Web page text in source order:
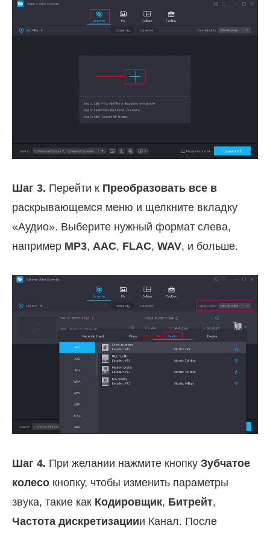
Шаг 3. Перейти к Преобразовать все в
раскрывающемся меню и щелкните вкладку
«Аудио». Выберите нужный формат слева,
например MP3, AAC, FLAC, WAV, и больше.
Шаг 4. При желании нажмите кнопку Зубчатое
колесо кнопку, чтобы изменить параметры
звука, такие как Кодировщик, Битрейт,
Частота дискретизациии Канал. После